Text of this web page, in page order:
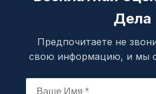
Дела
Предпочитаете не
свою информацию, и мы